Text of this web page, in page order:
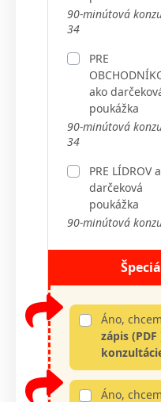
90-minútová
34
PRE
ako
poukážka
90-minútová
34
PRE LÍDROV
darčeková
poukážka
90-minútová
Áno, chcem
zápis
Áno, chcem